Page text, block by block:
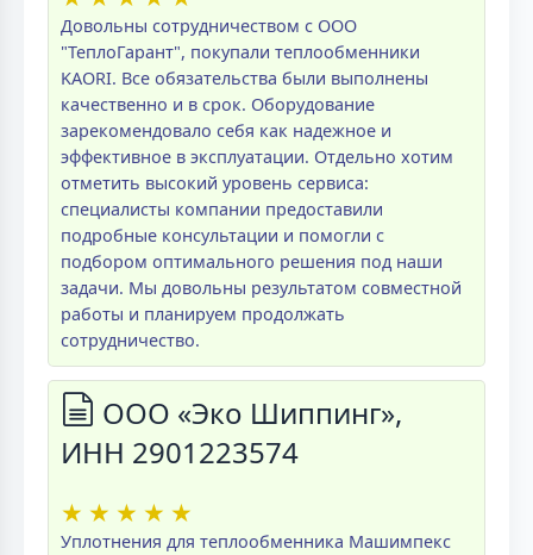
Довольны сотрудничеством с ООО
"ТеплоГарант", покупали теплообменники
KAORI. Все обязательства были выполнены
качественно и в срок. Оборудование
зарекомендовало себя как надежное и
эффективное в эксплуатации. Отдельно хотим
отметить высокий уровень сервиса:
специалисты компании предоставили
подробные консультации и помогли с
подбором оптимального решения под наши
задачи. Мы довольны результатом совместной
работы и планируем продолжать
сотрудничество.
ООО «Эко Шиппинг»,
ИНН 2901223574
★ ★ ★ ★ ★
Уплотнения для теплообменника Машимпекс